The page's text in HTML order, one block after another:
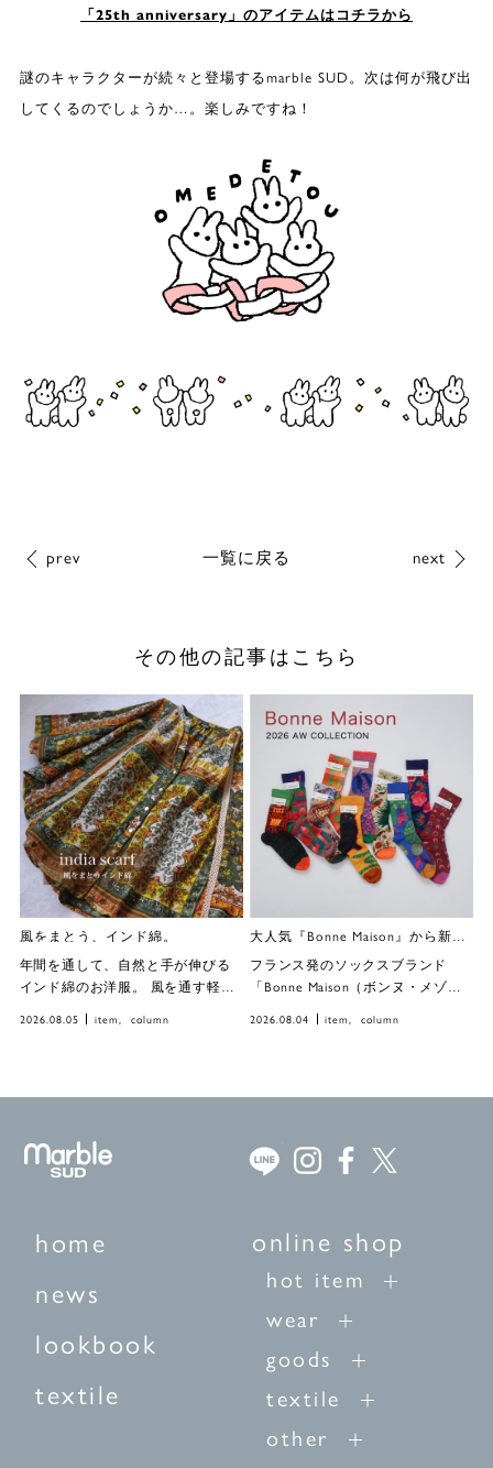
「25th anniversary」のアイテムはコチラから
謎のキャラクターが続々と登場するmarble SUD。次は何が飛び出
してくるのでしょうか…。楽しみですね！
prev 一覧に戻る next
その他の記事はこちら
風をまとう、インド綿。
年間を通して、自然と手が伸びる
インド綿のお洋服。 風を通す軽や
は、快適に過ごすための頼もしい
Scarf」シリーズをご紹介しま […]
2026.08.05 item column
大人気『Bonne Maison』から新作が登場
フランス発のソックスブランド
「Bonne Maison（ボンヌ・メゾ
した。 まるで一枚の絵画のように
レクションです。 どのデザイン
2026.08.04 item column
home
news
lookbook
textile
online shop
hot item
wear
goods
textile
other